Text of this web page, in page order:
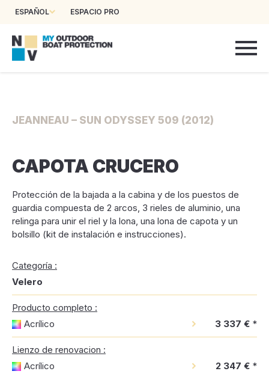
ESPAÑOL ESPACIO PRO
JEANNEAU – SUN ODYSSEY 509 (2012)
CAPOTA CRUCERO
Protección de la bajada a la cabina y de los puestos de
guardia compuesta de 2 arcos, 3 rieles de aluminio, una
relinga para unir el riel y la lona, una lona de capota y un
bolsillo (kit de instalación e instrucciones).
Categoría :
Velero
Producto completo :
Acrílico
3 337 € *
Lienzo de renovacion :
Acrílico
2 347 € *